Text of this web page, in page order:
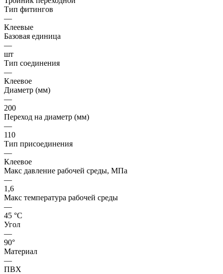
Тип фитингов
—
Клеевые
Базовая единица
—
шт
Тип соединения
—
Клеевое
Диаметр (мм)
—
200
Переход на диаметр (мм)
—
110
Тип присоединения
—
Клеевое
Макс давление рабочей среды, МПа
—
1,6
Макс температура рабочей среды
—
45 °С
Угол
—
90°
Материал
—
ПВХ